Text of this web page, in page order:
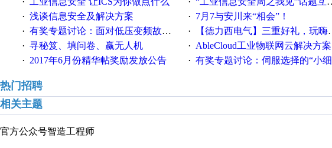
·
·
· 浅谈信息安全及解决方案 · 7月7与安川来“相会”！
· 有奖专题讨论：面对低压变频故障，老手是这样解决的！ · 【德力西电气】三重好礼，玩嗨夏日！
· 寻秘笈、填问卷、赢无人机 · AbleCloud工业物联网云解决方案实践及应用
· 2017年6月份精华帖奖励发放公告 · 有奖专题讨论：伺服选择的“小细节大学问”奖励公告
热门招聘
相关主题
官方公众号智造工程师